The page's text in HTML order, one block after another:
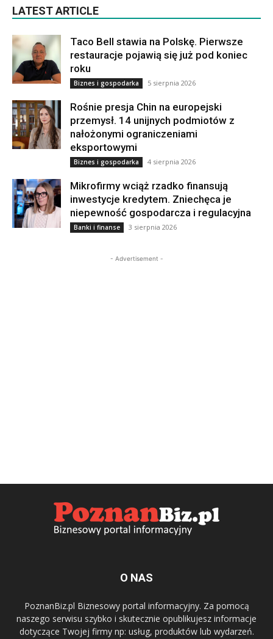
LATEST ARTICLE
Taco Bell stawia na Polskę. Pierwsze
restauracje pojawią się już pod koniec
roku
Biznes i gospodarka 5 sierpnia 2026
Rośnie presja Chin na europejski
przemysł. 14 unijnych podmiotów z
nałożonymi ograniczeniami
eksportowymi
Biznes i gospodarka 4 sierpnia 2026
Mikrofirmy wciąż rzadko finansują
inwestycje kredytem. Zniechęca je
niepewność gospodarcza i regulacyjna
Banki i finanse 3 sierpnia 2026
- Advertisement -
O NAS
PoznanBiz.pl Biznesowy portal informacyjny. Za pomocą
naszego serwisu szybko i skutecznie opublikujesz informacje
dotyczące Twojej firmy np: usług, produktów lub wydarzeń.